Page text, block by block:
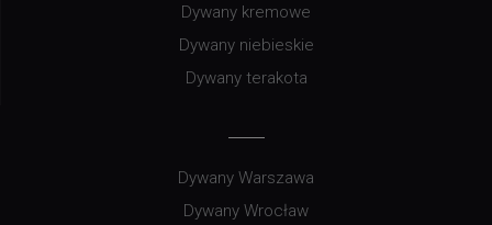
Dywany kremowe
Dywany niebieskie
Dywany terakota
Dywany Warszawa
Dywany Wrocław